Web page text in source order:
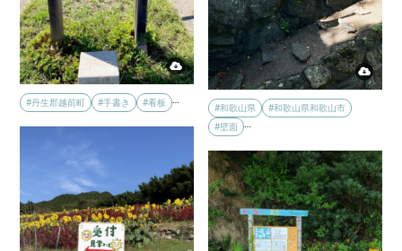
#和歌山県
#和歌山県和歌山市
#壁面 …
#丹生郡越前町 #手書き #看板 …